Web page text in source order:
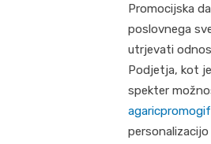
Promocijska
poslovnega
utrjevati
Podjetja, kot
spekter